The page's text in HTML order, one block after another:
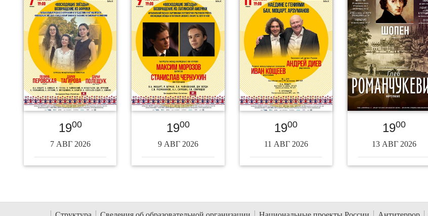
1900
7 АВГ 2026
1900
9 АВГ 2026
1900
11 АВГ 2026
1900
13 АВГ 2026